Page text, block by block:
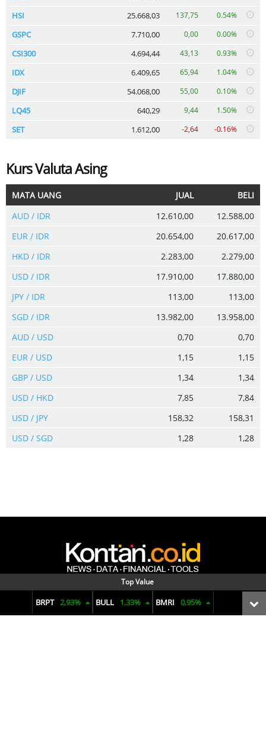
HSI 25.668,03 137,75 0.54%
GSPC 7.710,00 0,00 0.00%
CSI300 4.694,44 43,13 0.93%
IDX 6.409,65 65,94 1.04%
DJIF 54.068,00 55,00 0.10%
LQ45 640,29 9,44 1.50%
SET 1.612,00 -2,64 -0.16%
Kurs Valuta Asing
MATA UANG JUAL
BELI
AUD / IDR
12.610,00
12.588,00
EUR / IDR
20.654,00
20.617,00
HKD / IDR
2.283,00
2.279,00
USD / IDR
17.910,00
17.880,00
JPY / IDR
113,00
113,00
SGD / IDR
13.982,00
13.958,00
AUD / USD
0,70
0,70
EUR / USD
1,15
1,15
GBP / USD
1,34
1,34
USD / HKD
7,85
7,84
USD / JPY
158,32
158,31
USD / SGD
1,28 1,28
Top Value
BRPT 2,93% BULL 1,33% BMRI 0,95%
Menyajikan data dan informasi terkini seputar pasar keuangan,
reksadana, bunga deposito, ekonomi makro, komoditas, hingga
penjualan mobil. Dengan visual yang informatif dan analisis yang